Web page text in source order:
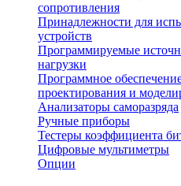
сопротивления
Принадлежности для
устройств
Программируемые
нагрузки
Программное
проектирования и
Анализаторы саморазряда
Ручные приборы
Тестеры коэффициента
Цифровые мультиметры
Опции